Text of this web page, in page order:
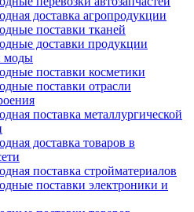
доставка агропродукции
поставки тканей
доставки продукции
моды
поставки косметики
поставки отрасли
поставка металлургической
доставка товаров в
поставка стройматериалов
поставки электроники и